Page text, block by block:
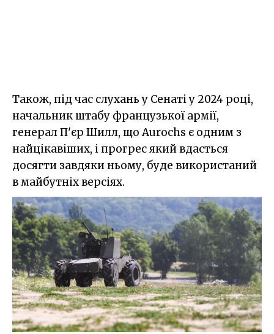
Також, під час слухань у Сенаті у 2024 році,
начальник штабу французької армії,
генерал П'єр Шилл, що Aurochs є одним з
найцікавіших, і прогрес який вдасться
досягти завдяки ньому, буде використаний
в майбутніх версіях.